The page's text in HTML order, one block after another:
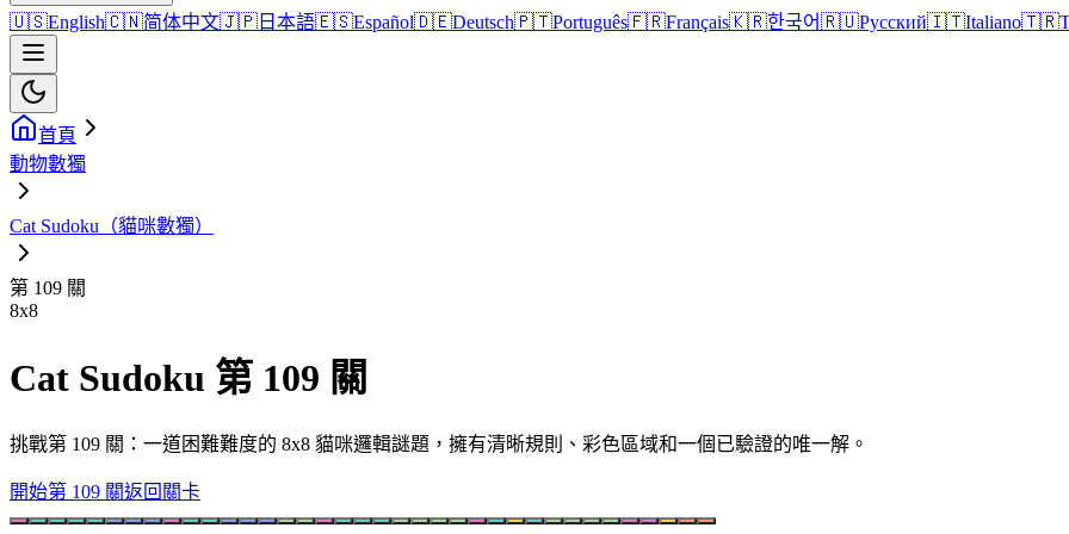
🇺🇸English🇨🇳简体中文🇯🇵 日本語🇪🇸Español🇩🇪Deutsch🇵🇹Português🇫🇷Français🇰🇷한국어🇷🇺Русский🇮🇹Italiano🇹🇷
首頁
動物數獨
Cat Sudoku（貓咪數獨）
第 109 關
8x8
Cat Sudoku 第 109 關
挑戰第 109 關：一道困難難度的 8x8 貓咪邏輯謎題，擁有清晰規則、彩色區域和一個已驗證的唯一解。
開始第 109 關返回關卡